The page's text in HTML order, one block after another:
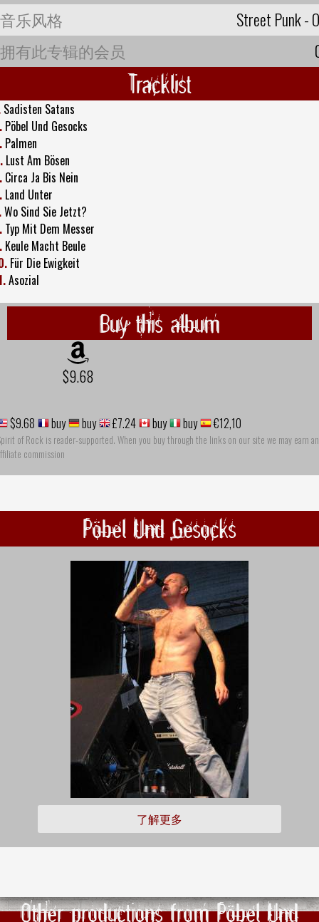
音乐风格
Street Punk -
拥有此专辑的会员
Tracklist
Sadisten Satans
Pöbel Und Gesocks
Palmen
Lust Am Bösen
Circa Ja Bis Nein
Land Unter
Wo Sind Sie Jetzt?
Typ Mit Dem Messer
Keule Macht Beule
Für Die Ewigkeit
Asozial
Buy this album
$9.68
$9.68 buy buy £7.24 buy buy €12,10
of Rock is reader-supported. When you buy through the links on our site we may earn an
commission
Pöbel Und Gesocks
了解更多
Other productions from Pöbel Und